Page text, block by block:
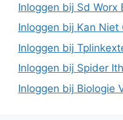
Inloggen bij Sd Worx
Inloggen bij Kan
Inloggen bij
Inloggen bij Spider
Inloggen bij Biologie